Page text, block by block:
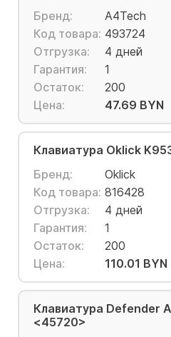
Бренд:
A4Tech
Код товара: 493724
Отгрузка:
4 дней
Гарантия:
1
Остаток:
200
Цена:
47.69 BYN
Клавиатура Oklick
Бренд:
Oklick
Код товара: 816428
Отгрузка:
4 дней
Гарантия:
1
Остаток:
200
Цена:
110.01 BYN
Клавиатура Defender
<45720>